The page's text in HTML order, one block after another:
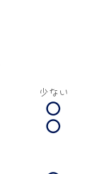
少ない